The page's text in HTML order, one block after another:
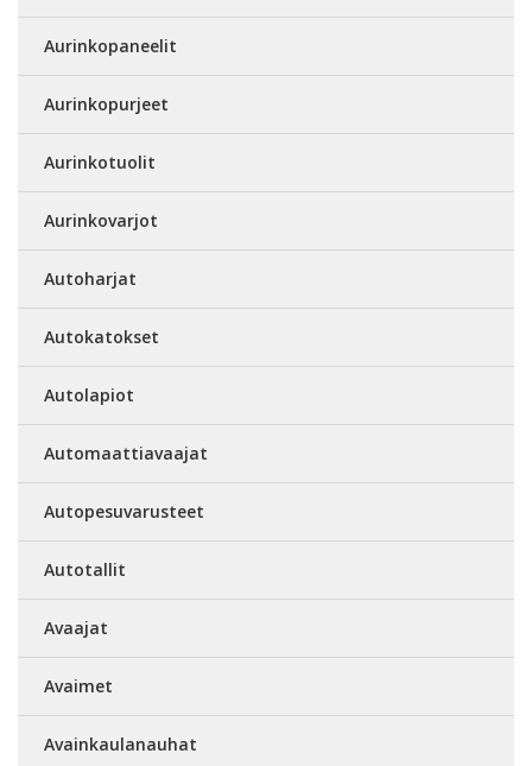
Aurinkopaneelit
Aurinkopurjeet
Aurinkotuolit
Aurinkovarjot
Autoharjat
Autokatokset
Autolapiot
Automaattiavaajat
Autopesuvarusteet
Autotallit
Avaajat
Avaimet
Avainkaulanauhat